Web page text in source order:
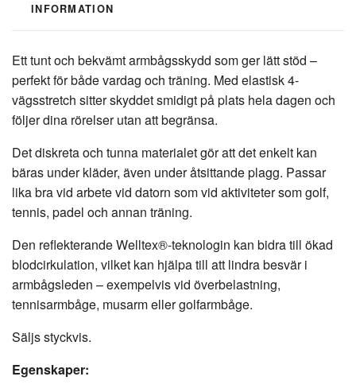
INFORMATION
Ett tunt och bekvämt armbågsskydd som ger lätt stöd –
perfekt för både vardag och träning. Med elastisk 4-
vägsstretch sitter skyddet smidigt på plats hela dagen och
följer dina rörelser utan att begränsa.
Det diskreta och tunna materialet gör att det enkelt kan
bäras under kläder, även under åtsittande plagg. Passar
lika bra vid arbete vid datorn som vid aktiviteter som golf,
tennis, padel och annan träning.
Den reflekterande Welltex®-teknologin kan bidra till ökad
blodcirkulation, vilket kan hjälpa till att lindra besvär i
armbågsleden – exempelvis vid överbelastning,
tennisarmbåge, musarm eller golfarmbåge.
Säljs styckvis.
Egenskaper: